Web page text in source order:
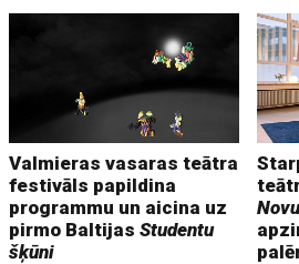
Valmieras vasaras teātra
festivāls papildina
programmu un aicina uz
pirmo BaltijasStudentu
šķūni